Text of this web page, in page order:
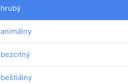
hrubý
animálny
bezcitný
beštiálny